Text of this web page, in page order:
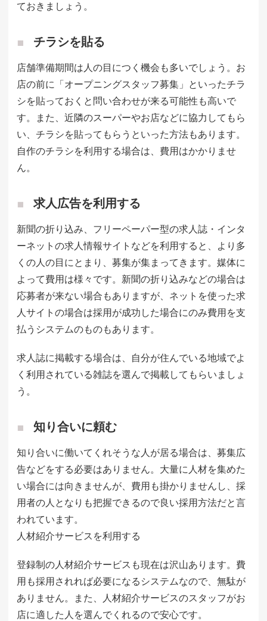
ておきましょう。
チラシを貼る
店舗準備期間は人の目につく機会も多いでしょう。お
店の前に「オープニングスタッフ募集」といったチラ
シを貼っておくと問い合わせが来る可能性も高いで
す。また、近隣のスーパーやお店などに協力してもら
い、チラシを貼ってもらうといった方法もあります。
自作のチラシを利用する場合は、費用はかかりませ
ん。
求人広告を利用する
新聞の折り込み、フリーペーパー型の求人誌・インタ
ーネットの求人情報サイトなどを利用すると、より多
くの人の目にとまり、募集が集まってきます。媒体に
よって費用は様々です。新聞の折り込みなどの場合は
応募者が来ない場合もありますが、ネットを使った求
人サイトの場合は採用が成功した場合にのみ費用を支
払うシステムのものもあります。
求人誌に掲載する場合は、自分が住んでいる地域でよ
く利用されている雑誌を選んで掲載してもらいましょ
う。
知り合いに頼む
知り合いに働いてくれそうな人が居る場合は、募集広
告などをする必要はありません。大量に人材を集めた
い場合には向きませんが、費用も掛かりませんし、採
用者の人となりも把握できるので良い採用方法だと言
われています。
人材紹介サービスを利用する
登録制の人材紹介サービスも現在は沢山あります。費
用も採用されれば必要になるシステムなので、無駄が
ありません。また、人材紹介サービスのスタッフがお
店に適した人を選んでくれるので安心です。